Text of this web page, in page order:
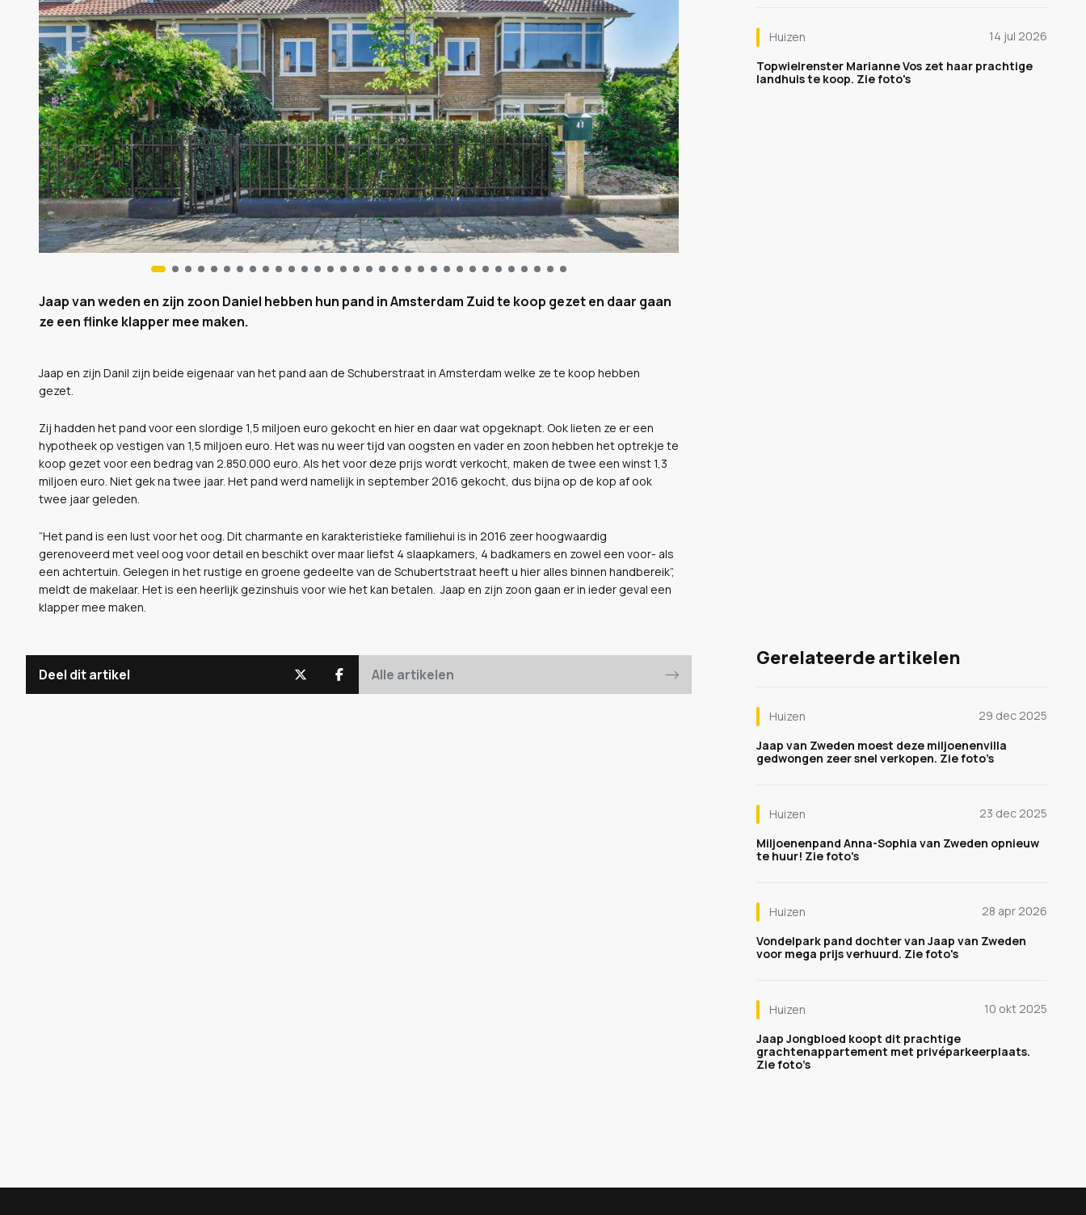
Jaap van weden en zijn zoon Daniel hebben hun pand in Amsterdam Zuid te koop gezet en daar gaan
ze een flinke klapper mee maken.
Jaap en zijn Danil zijn beide eigenaar van het pand aan de Schuberstraat in Amsterdam welke ze te koop hebben
gezet.
Zij hadden het pand voor een slordige 1,5 miljoen euro gekocht en hier en daar wat opgeknapt. Ook lieten ze er een
hypotheek op vestigen van 1,5 miljoen euro. Het was nu weer tijd van oogsten en vader en zoon hebben het optrekje te
koop gezet voor een bedrag van 2.850.000 euro. Als het voor deze prijs wordt verkocht, maken de twee een winst 1,3
miljoen euro. Niet gek na twee jaar. Het pand werd namelijk in september 2016 gekocht, dus bijna op de kop af ook
twee jaar geleden.
“Het pand is een lust voor het oog. Dit charmante en karakteristieke familiehui is in 2016 zeer hoogwaardig
gerenoveerd met veel oog voor detail en beschikt over maar liefst 4 slaapkamers, 4 badkamers en zowel een voor- als
een achtertuin. Gelegen in het rustige en groene gedeelte van de Schubertstraat heeft u hier alles binnen handbereik”,
meldt de makelaar. Het is een heerlijk gezinshuis voor wie het kan betalen. Jaap en zijn zoon gaan er in ieder geval een
klapper mee maken.
Deel dit artikel Alle artikelen
Huizen
14 jul 2026
Topwielrenster Marianne Vos zet haar prachtige
landhuis te koop. Zie foto's
Gerelateerde artikelen
Huizen
29 dec 2025
Jaap van Zweden moest deze miljoenenvilla
gedwongen zeer snel verkopen. Zie foto’s
Huizen
23 dec 2025
Miljoenenpand Anna-Sophia van Zweden opnieuw
te huur! Zie foto's
Huizen
28 apr 2026
Vondelpark pand dochter van Jaap van Zweden
voor mega prijs verhuurd. Zie foto's
Huizen
10 okt 2025
Jaap Jongbloed koopt dit prachtige
grachtenappartement met privéparkeerplaats.
Zie foto’s